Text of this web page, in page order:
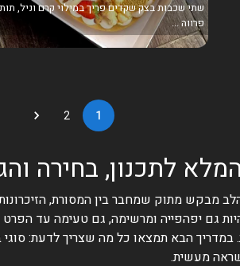
שתי שכבות בצק שקדים פריך במילוי קרם וניל,
פרווה ...
1
2
מבקש מתוק שמחבר בין המסורת,
ספרות 6 ו-0. היא מצליחה להיות גם יפהפייה
הבא תמצאו כל מה שצריך לדעת: סוגי
מעשית.